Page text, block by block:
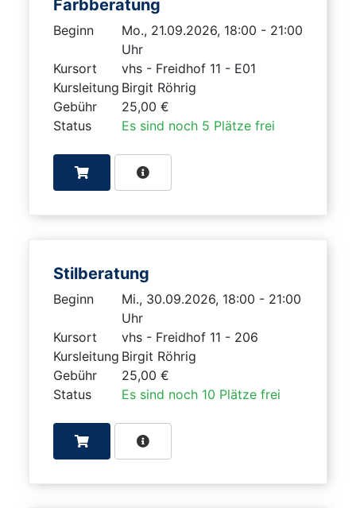
Farbberatung
Beginn
Mo., 21.09.2026, 18:00 - 21:00
Uhr
Kursort
vhs - Freidhof 11 - E01
Kursleitung Birgit Röhrig
Gebühr
25,00 €
Status
Es sind noch 5 Plätze frei
Stilberatung
Beginn
Mi., 30.09.2026, 18:00 - 21:00
Uhr
Kursort
vhs - Freidhof 11 - 206
Kursleitung Birgit Röhrig
Gebühr
25,00 €
Status
Es sind noch 10 Plätze frei